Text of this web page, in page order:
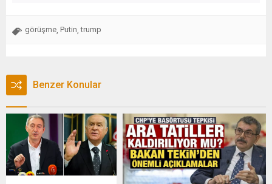
görüşme Putin ,trump
Benzer Konular